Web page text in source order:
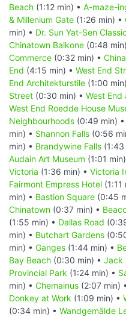
Beach (1:12 min) • A-maze-
& Millenium Gate (1:26 min) •
min) • Dr. Sun Yat-Sen
Chinatown Balkone (0:48
Commerce (0:32 min) •
End (4:15 min) • West End
End Architekturstile (1:00
Street (0:30 min) • West End
West End Roedde House
Neighbourhoods (0:49 min) •
min) • Shannon Falls (0:56
min) • Brandywine Falls (1:43
Audain Art Museum (1:01
Victoria (1:36 min) • Victoria
Fairmont Empress Hotel (1:11
min) • Bastion Square (0:45
Chinatown (0:37 min) •
(1:55 min) • Dallas Road
min) • Butchart Gardens
min) • Ganges (1:44 min) •
Bay Beach (0:30 min) • Jack
Provincial Park (1:24 min) •
min) • Chemainus (2:07 min) •
Donkey at Work (1:09 min) •
(0:34 min) • Wandgemälde